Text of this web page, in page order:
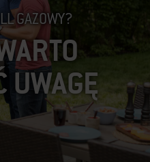
GAZOWY?
UWAGĘ